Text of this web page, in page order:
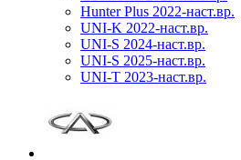
Hunter Plus 2022-наст.вр.
UNI-K 2022-наст.вр.
UNI-S 2024-наст.вр.
UNI-S 2025-наст.вр.
UNI-T 2023-наст.вр.